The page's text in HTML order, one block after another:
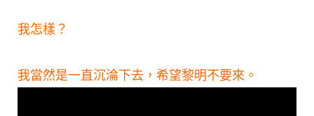
我怎樣？
我當然是一直沉淪下去，希望黎明不要來。